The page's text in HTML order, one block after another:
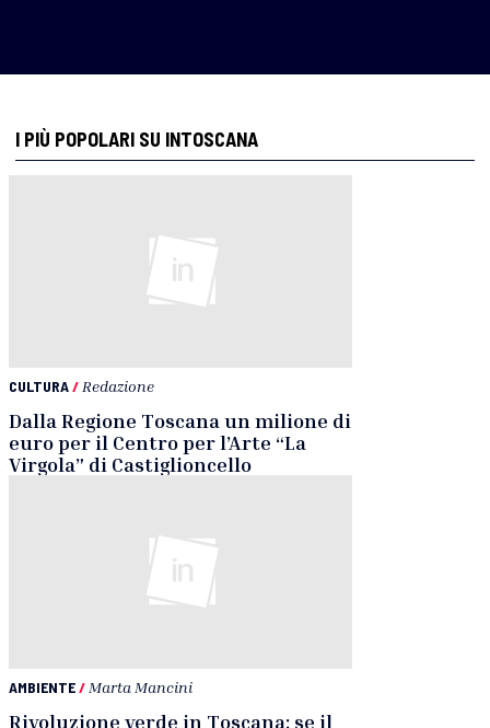
I PIÙ POPOLARI SU INTOSCANA
CULTURA/ Redazione
Dalla Regione Toscana un milione di
euro per il Centro per l’Arte “La
Virgola” di Castiglioncello
AMBIENTE/ Marta Mancini
Rivoluzione verde in Toscana: se il